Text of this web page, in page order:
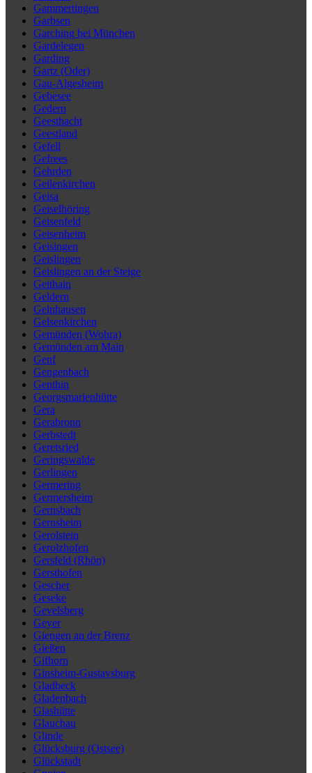
Gammertingen
Garbsen
Garching bei München
Gardelegen
Garding
Gartz (Oder)
Gau-Algesheim
Gebesee
Gedern
Geesthacht
Geestland
Gefell
Gefrees
Gehrden
Geilenkirchen
Geisa
Geiselhöring
Geisenfeld
Geisenheim
Geisingen
Geislingen
Geislingen an der Steige
Geithain
Geldern
Gelnhausen
Gelsenkirchen
Gemünden (Wohra)
Gemünden am Main
Genf
Gengenbach
Genthin
Georgsmarienhütte
Gera
Gerabronn
Gerbstedt
Geretsried
Geringswalde
Gerlingen
Germering
Germersheim
Gernsbach
Gernsheim
Gerolstein
Gerolzhofen
Gersfeld (Rhön)
Gersthofen
Gescher
Geseke
Gevelsberg
Geyer
Giengen an der Brenz
Gießen
Gifhorn
Ginsheim-Gustavsburg
Gladbeck
Gladenbach
Glashütte
Glauchau
Glinde
Glücksburg (Ostsee)
Glückstadt